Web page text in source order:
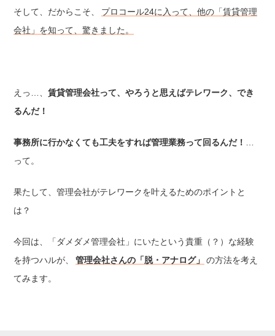
そして、だからこそ、
プロコール24に入って、他の「賃貸管理
会社」を知って、驚きました。
えっ…、賃貸管理会社って、やろうと思えばテレワーク、でき
るんだ！
事務所に行かなくても工夫をすれば管理業務って回るんだ！ …
って。
果たして、管理会社がテレワークを叶えるためのポイントと
は？
今回は、「ダメダメ管理会社」にいたという貴重（？）な経験
を持つハルが、
管理会社さんの「脱・アナログ」
の方法を考え
てみます。